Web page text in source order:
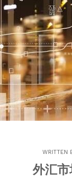
WRITTEN
外汇